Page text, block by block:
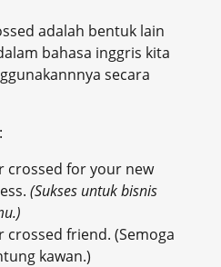
adalah bentuk lain
bahasa inggris kita
secara
crossed for your new
(Sukses untuk bisnis
crossed friend. (Semoga
kawan.)